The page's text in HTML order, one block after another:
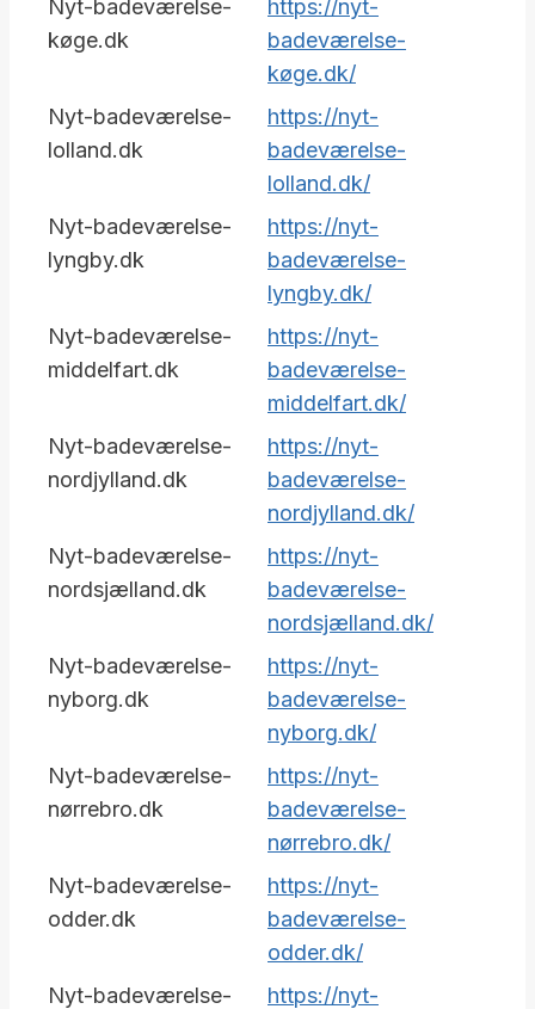
Nyt-badeværelse-
køge.dk
https://nyt-
badeværelse-
køge.dk/
Nyt-badeværelse-
lolland.dk
https://nyt-
badeværelse-
lolland.dk/
Nyt-badeværelse-
lyngby.dk
https://nyt-
badeværelse-
lyngby.dk/
Nyt-badeværelse-
middelfart.dk
https://nyt-
badeværelse-
middelfart.dk/
Nyt-badeværelse-
nordjylland.dk
https://nyt-
badeværelse-
nordjylland.dk/
Nyt-badeværelse-
nordsjælland.dk
https://nyt-
badeværelse-
nordsjælland.dk/
Nyt-badeværelse-
nyborg.dk
https://nyt-
badeværelse-
nyborg.dk/
Nyt-badeværelse-
nørrebro.dk
https://nyt-
badeværelse-
nørrebro.dk/
Nyt-badeværelse-
odder.dk
https://nyt-
badeværelse-
odder.dk/
Nyt-badeværelse-
https://nyt-